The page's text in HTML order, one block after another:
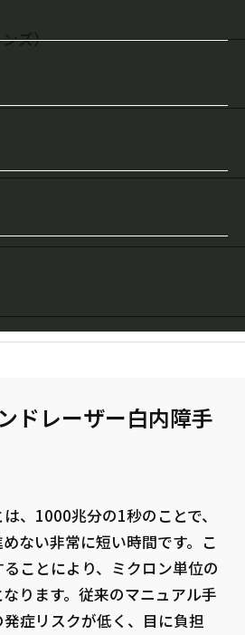
ンズ）
ドレーザー白内障手
、1000兆分の1秒のことで、
ない非常に短い時間です。こ
ことにより、ミクロン単位の
ります。従来のマニュアル手
症リスクが低く、目に負担